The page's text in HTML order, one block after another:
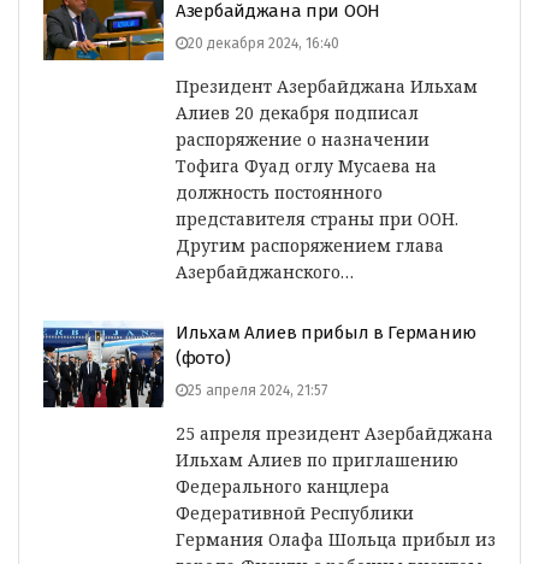
Азербайджана при ООН
20 декабря 2024, 16:40
Президент Азербайджана Ильхам
Алиев 20 декабря подписал
распоряжение о назначении
Тофига Фуад оглу Мусаева на
должность постоянного
представителя страны при ООН.
Другим распоряжением глава
Азербайджанского…
Ильхам Алиев прибыл в Германию
(фото)
25 апреля 2024, 21:57
25 апреля президент Азербайджана
Ильхам Алиев по приглашению
Федерального канцлера
Федеративной Республики
Германия Олафа Шольца прибыл из